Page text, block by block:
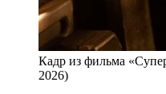
Кадр из фильма
2026)